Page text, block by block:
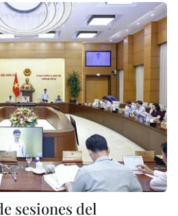
sesiones del